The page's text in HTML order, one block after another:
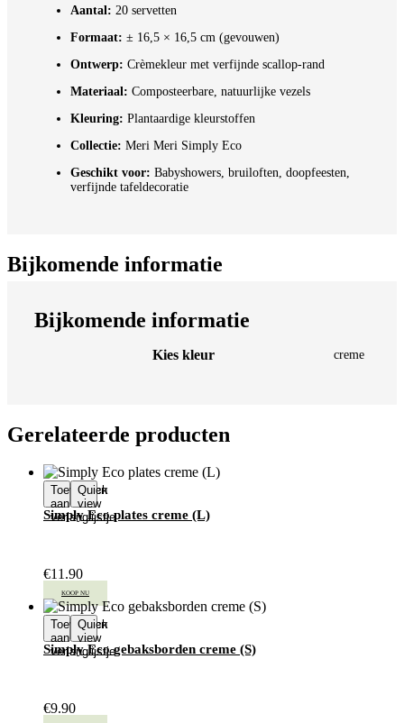
Aantal: 20 servetten
Formaat: ± 16,5 × 16,5 cm (gevouwen)
Ontwerp: Crèmekleur met verfijnde scallop-rand
Materiaal: Composteerbare, natuurlijke vezels
Kleuring: Plantaardige kleurstoffen
Collectie: Meri Meri Simply Eco
Geschikt voor: Babyshowers, bruiloften, doopfeesten,
verfijnde tafeldecoratie
Bijkomende informatie
Bijkomende informatie
Kies kleur creme
Gerelateerde producten
Toevoegen
aan
verlanglijstje
Quick
view
Simply Eco plates creme (L)
€11.90
KOOP NU
Toevoegen
aan
verlanglijstje
Quick
view
Simply Eco gebaksborden creme (S)
€9.90